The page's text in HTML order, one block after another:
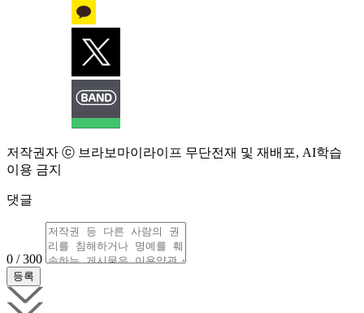
저작권자 ⓒ 브라보마이라이프 무단전재 및 재배포, AI학습
이용 금지
댓글
0 / 300